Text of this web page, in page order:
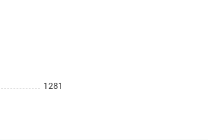
1281